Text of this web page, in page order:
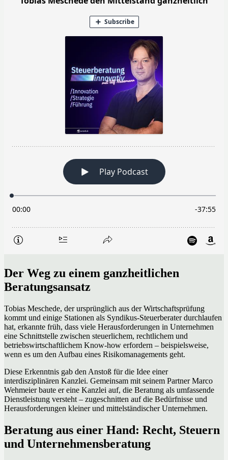
Der Weg zu einem ganzheitlichen
Beratungsansatz
Tobias Meschede, der ursprünglich aus der Wirtschaftsprüfung
kommt und einige Stationen als Syndikus-Steuerberater durchlaufen
hat, erkannte früh, dass viele Herausforderungen in Unternehmen
eine Schnittstelle zwischen steuerlichem, rechtlichem und
betriebswirtschaftlichem Know-how erfordern – beispielsweise,
wenn es um den Aufbau eines Risikomanagements geht.
Diese Erkenntnis gab den Anstoß für die Idee einer
interdisziplinären Kanzlei. Gemeinsam mit seinem Partner Marco
Wehmeier baute er eine Kanzlei auf, die Beratung als umfassende
Dienstleistung versteht – zugeschnitten auf die Bedürfnisse und
Herausforderungen kleiner und mittelständischer Unternehmen.
Beratung aus einer Hand: Recht, Steuern
und Unternehmensberatung